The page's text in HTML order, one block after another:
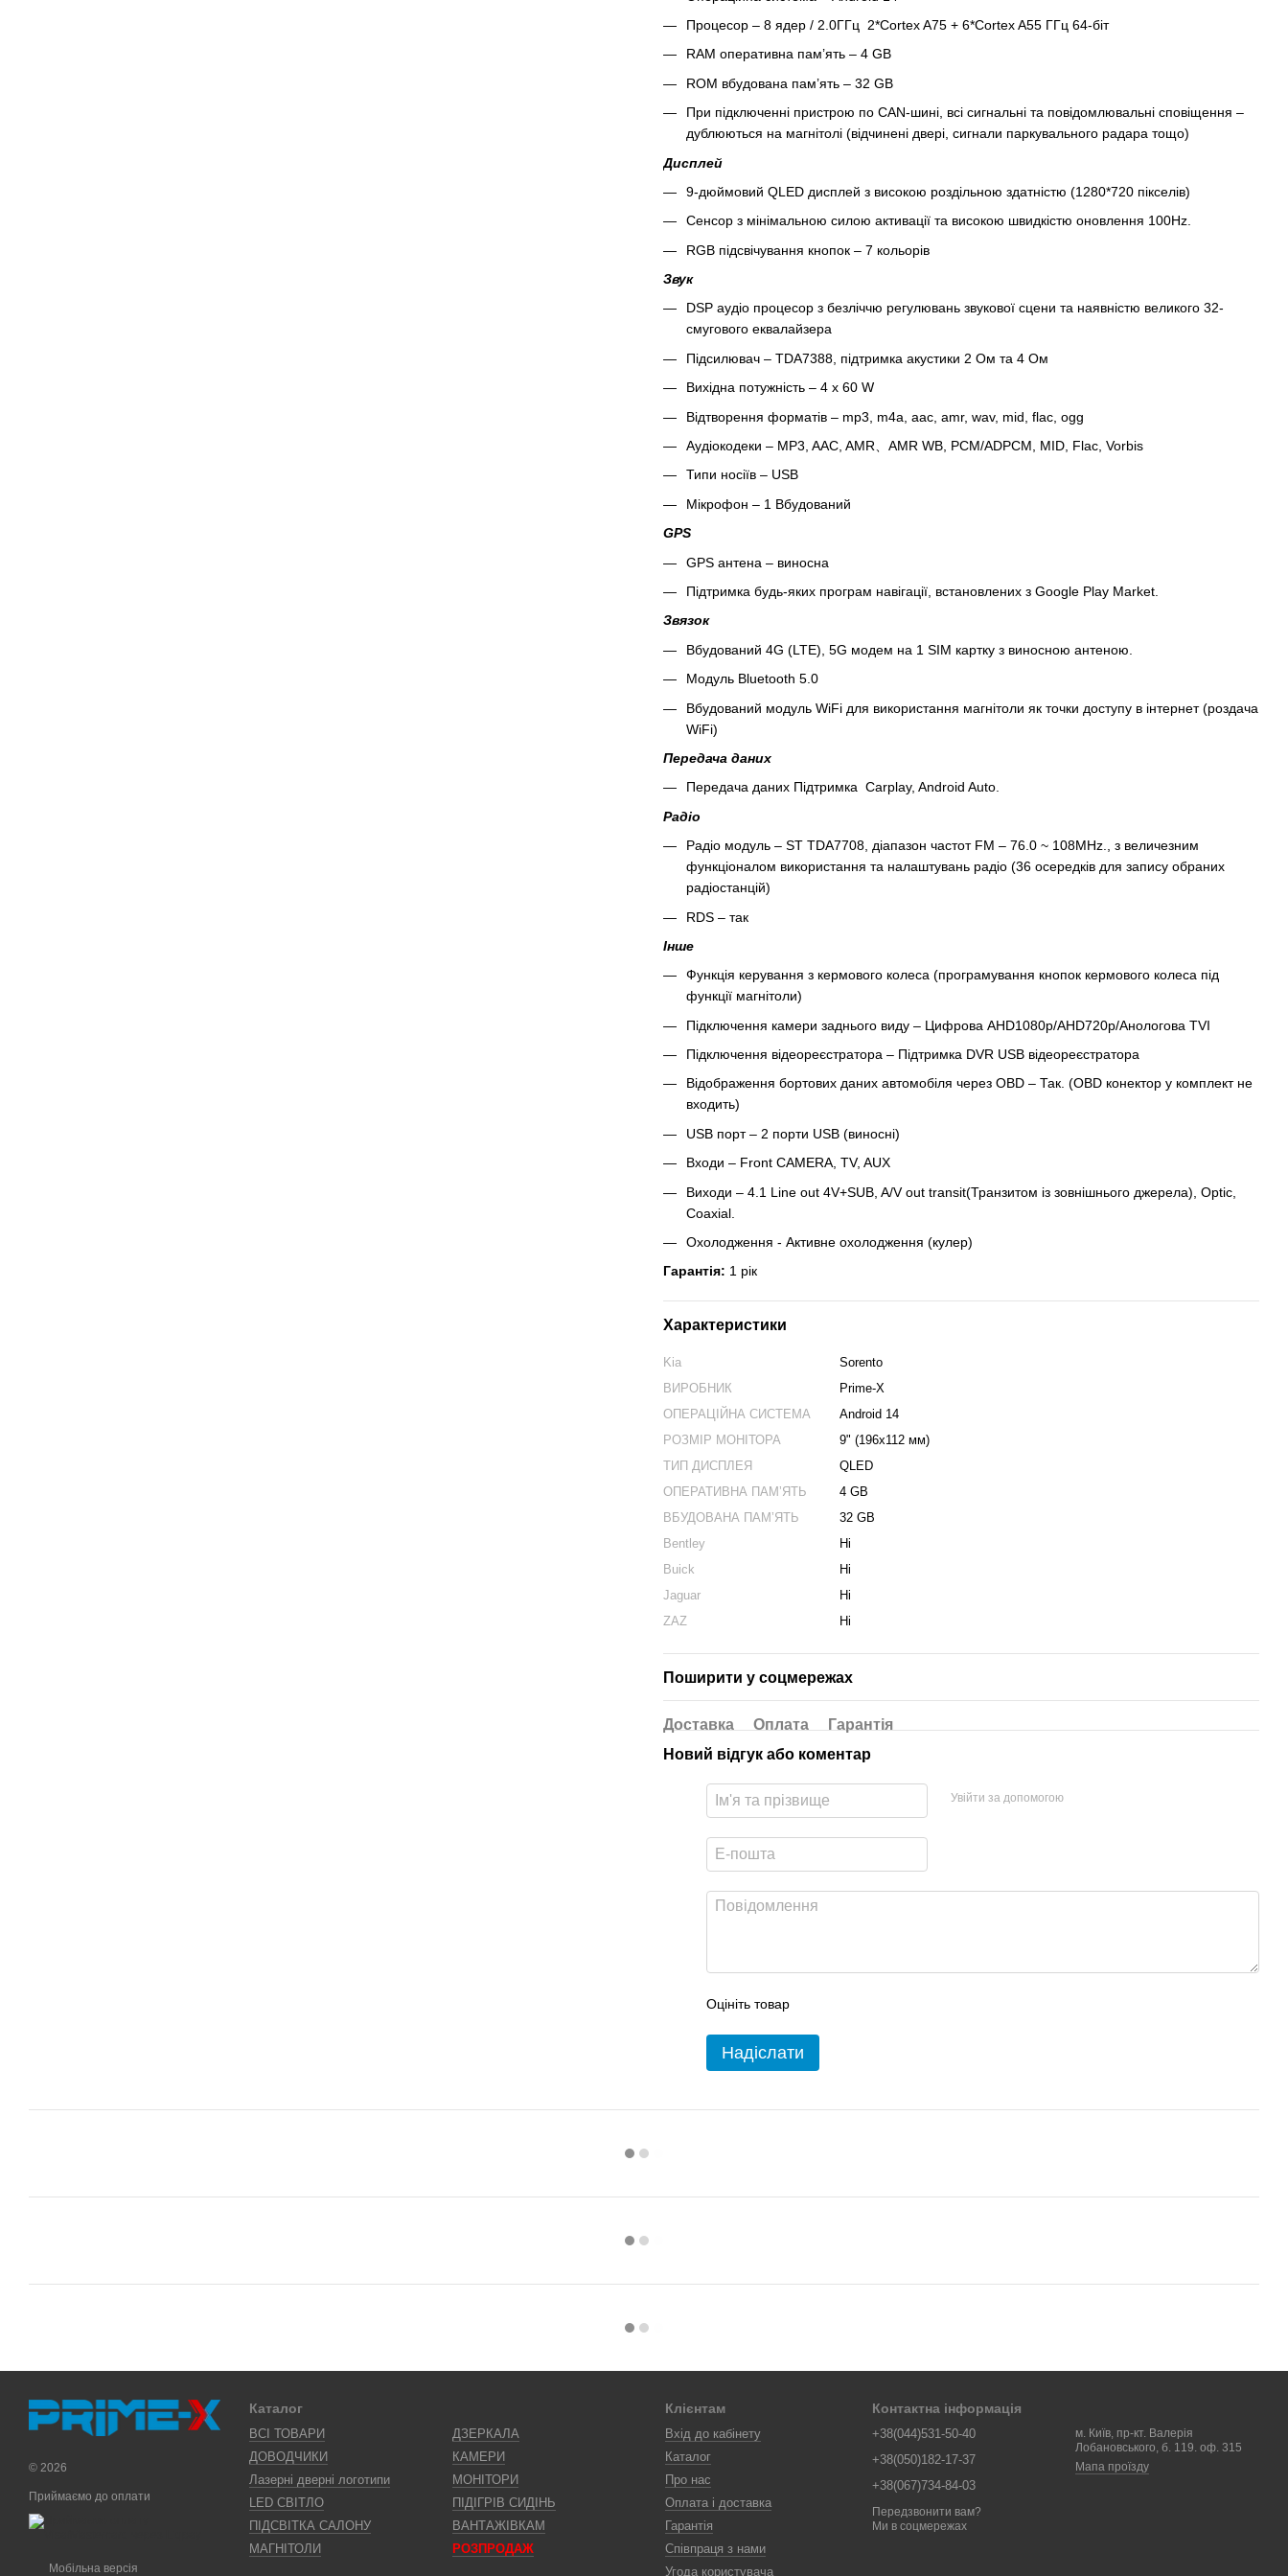
Процесор – 8 ядер / 2.0ГГц 2*Cortex A75 + 6*Cortex A55 ГГц 64-біт
RAM оперативна пам’ять – 4 GB
ROM вбудована пам’ять – 32 GB
При підключенні пристрою по CAN-шині, всі сигнальні та повідомлювальні сповіщення –
дублюються на магнітолі (відчинені двері, сигнали паркувального радара тощо)
Дисплей
9-дюймовий QLED дисплей з високою роздільною здатністю (1280*720 пікселів)
Сенсор з мінімальною силою активації та високою швидкістю оновлення 100Hz.
RGB підсвічування кнопок – 7 кольорів
Звук
DSP аудіо процесор з безліччю регулювань звукової сцени та наявністю великого 32-
смугового еквалайзера
Підсилювач – TDA7388, підтримка акустики 2 Oм та 4 Ом
Вихідна потужність – 4 x 60 W
Відтворення форматів – mp3, m4a, aac, amr, wav, mid, flac, ogg
Аудіокодеки – MP3, AAC, AMR、AMR WB, PCM/ADPCM, MID, Flac, Vorbis
Типи носіїв – USB
Мікрофон – 1 Вбудований
GPS
GPS антена – виносна
Підтримка будь-яких програм навігації, встановлених з Google Play Market.
Звязок
Вбудований 4G (LTE), 5G модем на 1 SIM картку з виносною антеною.
Модуль Bluetooth 5.0
Вбудований модуль WiFi для використання магнітоли як точки доступу в інтернет (роздача
WiFi)
Передача даних
Передача даних Підтримка Carplay, Android Auto.
Радіо
Радіо модуль – ST TDA7708, діапазон частот FM – 76.0 ~ 108MHz., з величезним
функціоналом використання та налаштувань радіо (36 осередків для запису обраних
радіостанцій)
RDS – так
Інше
Функція керування з кермового колеса (програмування кнопок кермового колеса під
функції магнітоли)
Підключення камери заднього виду – Цифрова AHD1080p/AHD720p/Анологова TVI
Підключення відеореєстратора – Підтримка DVR USB відеореєстратора
Відображення бортових даних автомобіля через OBD – Так. (OBD конектор у комплект не
входить)
USB порт – 2 порти USB (виносні)
Входи – Front CAMERA, TV, AUX
Виходи – 4.1 Line out 4V+SUB, A/V out transit(Транзитом із зовнішнього джерела), Optic,
Coaxial.
Охолодження - Активне охолодження (кулер)
Гарантія: 1 рік
Характеристики
Kia
Sorento
ВИРОБНИК
Prime-X
ОПЕРАЦІЙНА СИСТЕМА
Android 14
РОЗМІР МОНІТОРА
9" (196х112 мм)
ТИП ДИСПЛЕЯ
QLED
ОПЕРАТИВНА ПАМʼЯТЬ
4 GB
ВБУДОВАНА ПАМʼЯТЬ
32 GB
Bentley
Ні
Buick
Ні
Jaguar
Ні
ZAZ
Ні
Поширити у соцмережах
Доставка Оплата
Гарантія
Новий відгук або коментар
Увійти за допомогою
Оцініть товар
Надіслати
© 2026
Приймаємо до оплати
Мобільна версія
Каталог
ВСІ ТОВАРИ
ДОВОДЧИКИ
Лазерні дверні логотипи
LED СВІТЛО
ПІДСВІТКА САЛОНУ
МАГНІТОЛИ
ДЗЕРКАЛА
КАМЕРИ
МОНІТОРИ
ПІДІГРІВ СИДІНЬ
ВАНТАЖІВКАМ
РОЗПРОДАЖ
Клієнтам
Вхід до кабінету
Каталог
Про нас
Оплата і доставка
Гарантія
Співпраця з нами
Угода користувача
Контактна інформація
+38(044)531-50-40
+38(050)182-17-37
+38(067)734-84-03
Передзвонити вам?
м. Київ, пр-кт. Валерія
Лобановського, б. 119. оф. 315
Мапа проїзду
Ми в соцмережах